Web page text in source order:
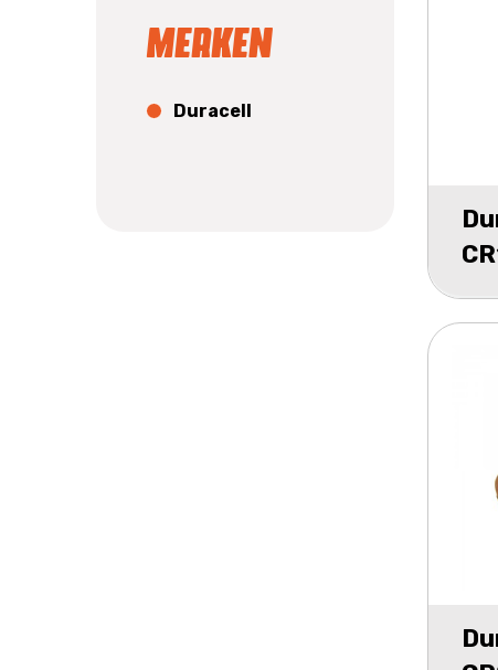
Merken
Duracell